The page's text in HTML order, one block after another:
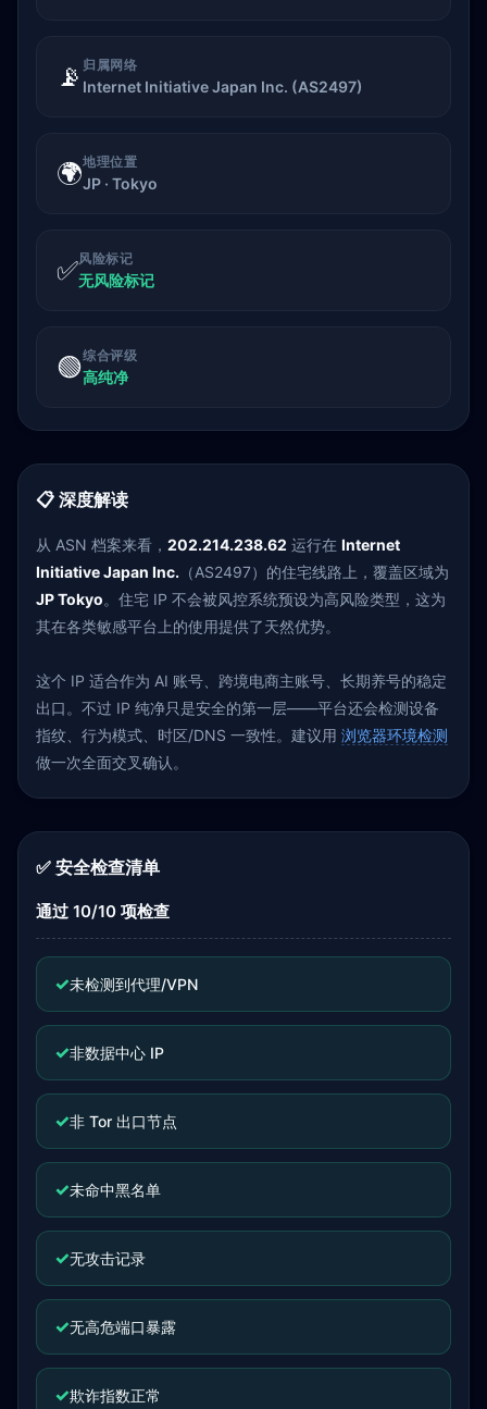
📡 归属网络
Internet Initiative Japan Inc. (AS2497)
🌍地理位置
JP · Tokyo
✅风险标记
无风险标记
🟢综合评级
高纯净
📋 深度解读
从 ASN 档案来看， 202.214.238.62 运行在 Internet
Initiative Japan Inc. （AS2497）的住宅线路上，覆盖区域为
JP Tokyo。住宅 IP 不会被风控系统预设为高风险类型，这为
其在各类敏感平台上的使用提供了天然优势。
这个 IP 适合作为 AI 账号、跨境电商主账号、长期养号的稳定
出口。不过 IP 纯净只是安全的第一层——平台还会检测设备
指纹、行为模式、时区/DNS 一致性。建议用 浏览器环境检测
做一次全面交叉确认。
✅ 安全检查清单
通过 10/10 项检查
✓未检测到代理/VPN
✓非数据中心 IP
✓非 Tor 出口节点
✓未命中黑名单
✓无攻击记录
✓无高危端口暴露
✓欺诈指数正常